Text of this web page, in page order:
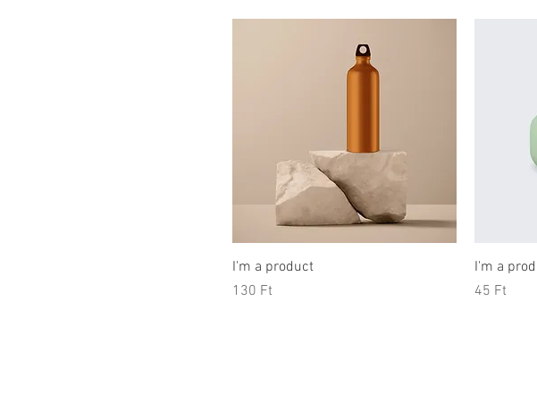
I'm a product
Price
130 Ft
I'm a
Price
45 Ft